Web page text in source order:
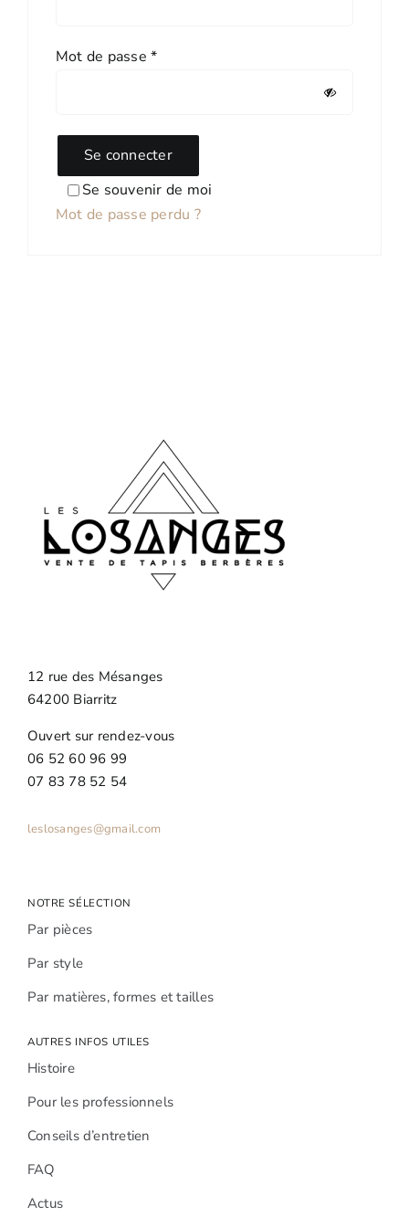
Mot de passe*Obligatoire
Se souvenir de moi
Se connecter
Mot de passe perdu ?
12 rue des Mésanges
64200 Biarritz
Ouvert sur rendez-vous
06 52 60 96 99
07 83 78 52 54
leslosanges@gmail.com
NOTRE SÉLECTION
Par pièces
Par style
Par matières, formes et tailles
AUTRES INFOS UTILES
Histoire
Pour les professionnels
Conseils d’entretien
FAQ
Actus